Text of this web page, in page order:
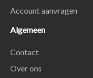
Account aanvragen
Algemeen
Contact
Over ons